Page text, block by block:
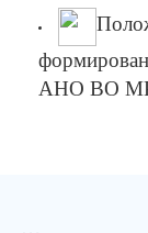
АНО ВО